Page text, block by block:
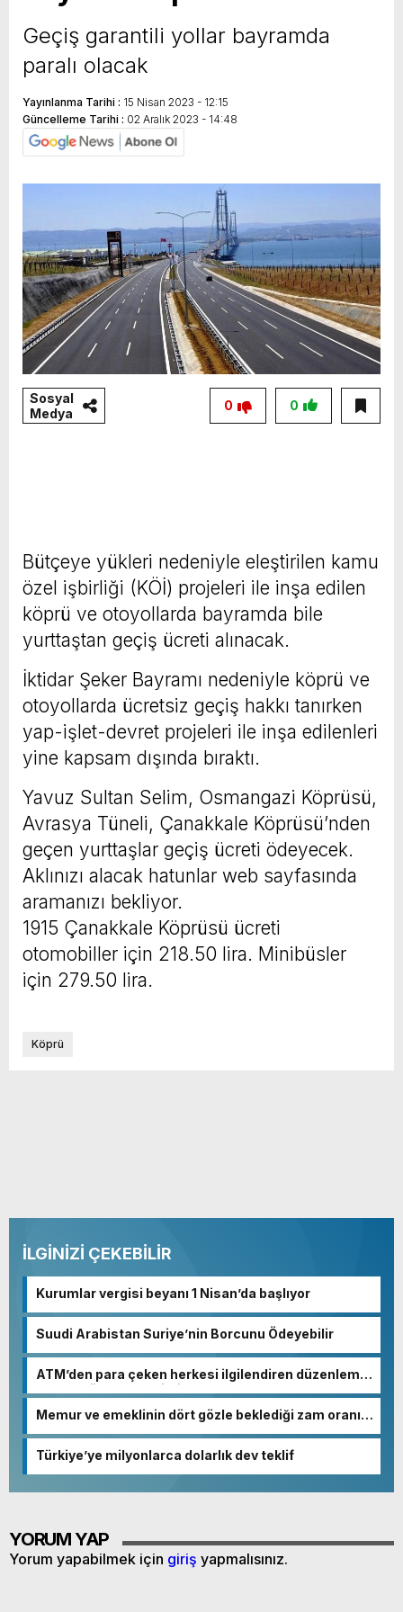
yeni özellikler belli oldu
Geçiş garantili yollar bayramda
paralı olacak
Yayınlanma Tarihi : 15 Nisan 2023 - 12:15
Güncelleme Tarihi : 02 Aralık 2023 - 14:48
Sosyal
Medya
0
0
Bütçeye yükleri nedeniyle eleştirilen kamu
özel işbirliği (KÖİ) projeleri ile inşa edilen
köprü ve otoyollarda bayramda bile
yurttaştan geçiş ücreti alınacak.
İktidar Şeker Bayramı nedeniyle köprü ve
otoyollarda ücretsiz geçiş hakkı tanırken
yap-işlet-devret projeleri ile inşa edilenleri
yine kapsam dışında bıraktı.
Yavuz Sultan Selim, Osmangazi Köprüsü,
Avrasya Tüneli, Çanakkale Köprüsü’nden
geçen yurttaşlar geçiş ücreti ödeyecek.
Aklınızı alacak hatunlar web sayfasında
aramanızı bekliyor.
1915 Çanakkale Köprüsü ücreti
otomobiller için 218.50 lira. Minibüsler
için 279.50 lira.
Köprü
İLGİNİZİ ÇEKEBİLİR
Kurumlar vergisi beyanı 1 Nisan’da başlıyor
Suudi Arabistan Suriye’nin Borcunu Ödeyebilir
ATM’den para çeken herkesi ilgilendiren düzenleme!
Sayılar tümden değişti
Memur ve emeklinin dört gözle beklediği zam oranı
Türkiye’ye milyonlarca dolarlık dev teklif
YORUM YAP
Yorum yapabilmek için giriş yapmalısınız.